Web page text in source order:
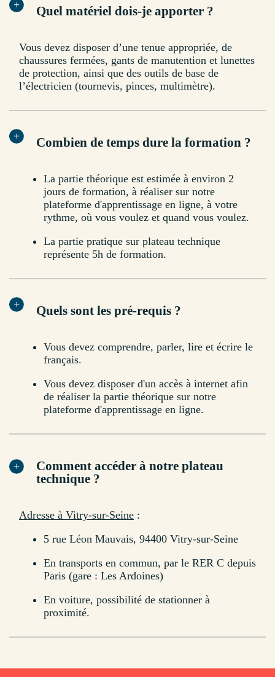
Quel matériel dois-je apporter ?
Vous devez disposer d’une tenue appropriée, de
chaussures fermées, gants de manutention et lunettes
de protection, ainsi que des outils de base de
l’électricien (tournevis, pinces, multimètre).
Combien de temps dure la formation ?
La partie théorique est estimée à environ 2
jours de formation, à réaliser sur notre
plateforme d'apprentissage en ligne, à votre
rythme, où vous voulez et quand vous voulez.
La partie pratique sur plateau technique
représente 5h de formation.
Quels sont les pré-requis ?
Vous devez comprendre, parler, lire et écrire le
français.
Vous devez disposer d'un accès à internet afin
de réaliser la partie théorique sur notre
plateforme d'apprentissage en ligne.
Comment accéder à notre plateau
technique ?
Adresse à Vitry-sur-Seine :
5 rue Léon Mauvais, 94400 Vitry-sur-Seine
En transports en commun, par le RER C depuis
Paris (gare : Les Ardoines)
En voiture, possibilité de stationner à
proximité.